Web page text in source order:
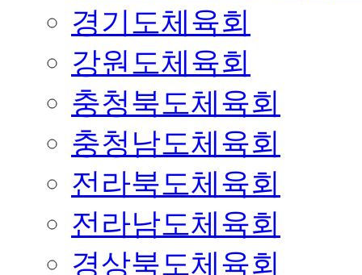
경기도체육회
강원도체육회
충청북도체육회
충청남도체육회
전라북도체육회
전라남도체육회
경상북도체육회